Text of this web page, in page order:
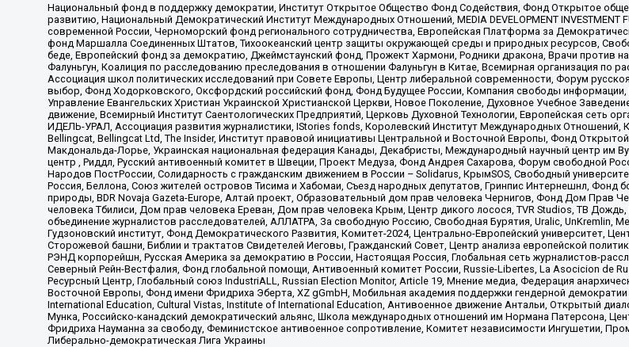
Национальный фонд в поддержку демократии, Институт Открытое Общество Фонд Содействия, Фонд Открытое
развитию, Национальный Демократический Институт Международных Отношений, MEDIA DEVELOPMENT
современной России, Черноморский фонд регионального сотрудничества, Европейская Платформа за
фонд Маршалла Соединенных Штатов, Тихоокеанский центр защиты окружающей среды и природных ресурсов,
беде, Европейский фонд за демократию, Джеймстаунский фонд, Прожект Хармони, Родники дракона, Врачи против
Фалуньгун, Коалиция по расследованию преследования в отношении Фалуньгун в Китае, Всемирная организация по
Ассоциация школ политических исследований при Совете Европы, Центр либеральной современности, Форум
выбор, Фонд Ходорковского, Оксфордский российский фонд, Фонд Будущее России, Компания свободы
Управление Евангельских Христиан Украинской Христианской Церкви, Новое Поколение, Духовное Учебное
движение, Всемирный Институт Саентологических Предприятий, Церковь Духовной Технологии, Европейская
ИДЕЛЬ-УРАЛ, Ассоциация развития журналистики, IStories fonds, Королевский Институт Международных
Bellingcat, Bellingcat Ltd, The Insider, Институт правовой инициативы Центральной и Восточной Европы, Фонд
Макдональда-Лорье, Украинская национальная федерация Канады, Декабристы, Международный научный центр им
центр , Риддл, Русский антивоенный комитет в Швеции, Проект Медуза, Фонд Андрея Сахарова, Форум свободной
Народов ПостРоссии, Солидарность с гражданским движением в России – Solidarus, КрымSOS, Свободный
Россия, Беллона, Союз жителей островов Тисима и Хабомаи, Съезд народных депутатов, Гринпис Интернешнл, Фонд
природы, BDR Novaja Gazeta-Europe, Алтай проект, Образовательный дом прав человека Чернигов, Фонд Дом Прав
человека Тбилиси, Дом прав человека Ереван, Дом прав человека Крым, Центр дикого лосося, TVR Studios, ТВ
объединение журналистов расследователей, АЛЛАТРА, За свободную Россию, Свободная Бурятия, Uralic, UnKremlin,
Гудзоновский институт, Фонд Демократического Развития, Комитет-2024, Центрально-Европейский университет,
Сторожевой башни, Библии и трактатов Свидетелей Иеговы, Гражданский Совет, Центр анализа европейской
РЭНД корпорейшн, Русская Америка за демократию в России, Настоящая Россия, Глобальная сеть журналистов-
Северный Рейн-Вестфалия, Фонд глобальной помощи, Антивоенный комитет России, Russie-Libertes, La Asocicion de
Ресурсный Центр, Глобальный союз IndustriALL, Russian Election Monitor, Article 19, Мнение медиа, Федерация
Восточной Европы, Фонд имени Фридриха Эберта, XZ gGmbH, Мобильная академия поддержки гендерной
International Education, Cultural Vistas, Institute of International Education, Антивоенное движение Антальи, Открытый
Мунка, Российско-канадский демократический альянс, Школа международных отношений им Нормана Патерсона,
Фридриха Науманна за свободу, Феминистское антивоенное сопротивление, Комитет независимости Ингушетии,
Либерально-демократическая Лига Украины